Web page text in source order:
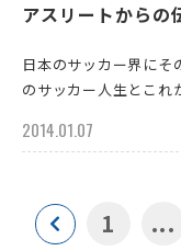
アスリートから
日本のサッカー界にそ
のサッカー人生とこれ
2014.01.07
1 ...